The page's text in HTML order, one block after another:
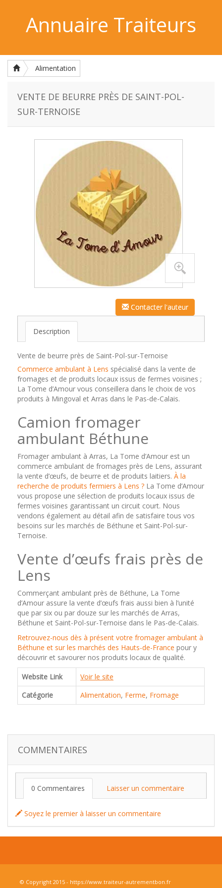
Annuaire Traiteurs
Alimentation
VENTE DE BEURRE PRÈS DE SAINT-POL-
SUR-TERNOISE
Contacter l'auteur
Description
Vente de beurre près de Saint-Pol-sur-Ternoise
Commerce ambulant à Lens spécialisé dans la vente de
fromages et de produits locaux issus de fermes voisines ;
La Tome d’Amour vous conseillera dans le choix de vos
produits à Mingoval et Arras dans le Pas-de-Calais.
Camion fromager
ambulant Béthune
Fromager ambulant à Arras, La Tome d’Amour est un
commerce ambulant de fromages près de Lens, assurant
la vente d’œufs, de beurre et de produits laitiers. À la
recherche de produits fermiers à Lens ? La Tome d’Amour
vous propose une sélection de produits locaux issus de
fermes voisines garantissant un circuit court. Nous
vendons également au détail afin de satisfaire tous vos
besoins sur les marchés de Béthune et Saint-Pol-sur-
Ternoise.
Vente d’œufs frais près de
Lens
Commerçant ambulant près de Béthune, La Tome
d’Amour assure la vente d’œufs frais aussi bien à l’unité
que par six ou par douze sur les marchés de Arras,
Béthune et Saint-Pol-sur-Ternoise dans le Pas-de-Calais.
Retrouvez-nous dès à présent votre fromager ambulant à
Béthune et sur les marchés des Hauts-de-France pour y
découvrir et savourer nos produits locaux de qualité.
Website Link
Voir le site
Catégorie
Alimentation, Ferme, Fromage
COMMENTAIRES
0 Commentaires Laisser un commentaire
Soyez le premier à laisser un commentaire
© Copyright 2015 - https://www.traiteur-autrementbon.fr